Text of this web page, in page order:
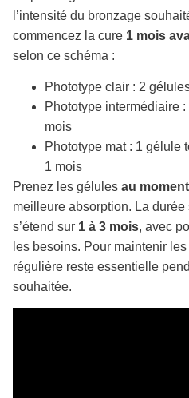
l’intensité du bronzage
commencez la cure 1 mois
selon ce schéma :
Phototype clair : 2
Phototype intermédiaire
mois
Phototype mat : 1 gélule
1 mois
Prenez les gélules au
meilleure absorption. La durée
s’étend sur 1 à 3 mois, avec
les besoins. Pour maintenir
régulière reste essentielle
souhaitée.